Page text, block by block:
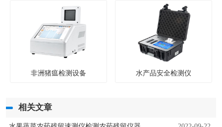
非洲猪瘟检测设备 水产品安全检测仪
相关文章